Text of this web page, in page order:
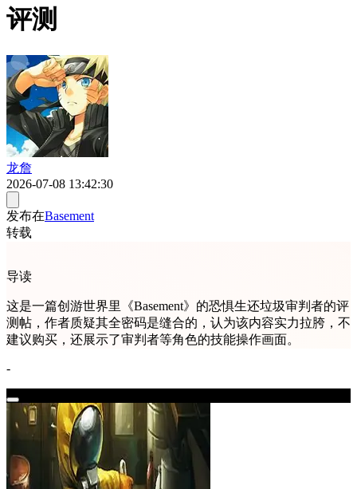
评测
龙詹
2026-07-08 13:42:30
发布在Basement
转载
导读
这是一篇创游世界里《Basement》的恐惧生还垃圾审判者的评
测帖，作者质疑其全密码是缝合的，认为该内容实力拉胯，不
建议购买，还展示了审判者等角色的技能操作画面。
-